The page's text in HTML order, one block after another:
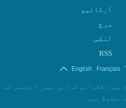
سرچ
لنکس
RSS
.
Français
.
English
بین الاقوامی قرآنی نیوز ایجنسی کے
محفوظ ہیں